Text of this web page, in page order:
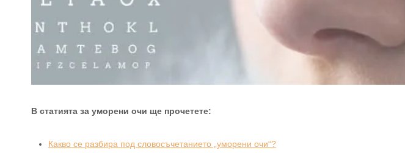
В статията за уморени очи ще прочетете:
Какво се разбира под словосъчетанието „уморени очи“?